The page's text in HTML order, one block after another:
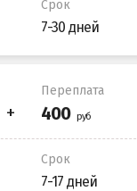
Срок
7-30 дней
Переплата
Срок
7-17 дней